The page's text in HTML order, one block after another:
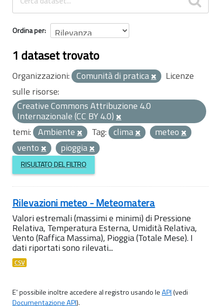
Ordina per
1 dataset trovato
Organizzazioni: Comunità di pratica
Licenze
sulle risorse:
Creative Commons Attribuzione 4.0
Internazionale (CC BY 4.0)
temi: Ambiente Tag: clima
meteo
vento
pioggia
RISULTATO DEL FILTRO
Rilevazioni meteo - Meteomatera
Valori estremali (massimi e minimi) di Pressione
Relativa, Temperatura Esterna, Umidità Relativa,
Vento (Raffica Massima), Pioggia (Totale Mese). I
dati riportati sono rilevati...
CSV
E' possibile inoltre accedere al registro usando leAPI(vedi
Documentazione API).